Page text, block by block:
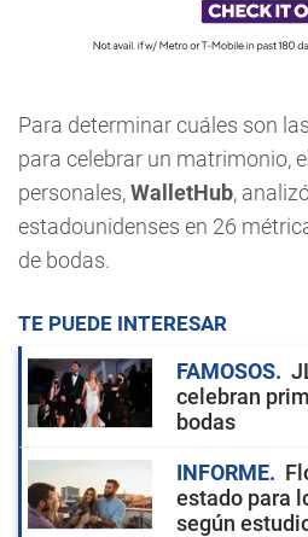
Para determinar cuáles son
para celebrar un matrimonio,
personales,WalletHub,
estadounidenses en 26
de bodas.
TE PUEDE INTERESAR
FAMOSOS
celebran
bodas
INFORME
estado para
según